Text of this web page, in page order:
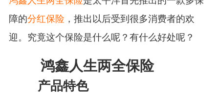
障的分红保险 ，推出以后受到很多消费者的欢
迎。究竟这个保险是什么呢？有什么好处呢？
鸿鑫人生两全保险
产品特色